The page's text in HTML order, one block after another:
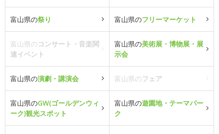
富山県の祭り 富山県のフリーマーケット
富山県のコンサート・音楽関
連イベント
富山県の美術展・博物展・展
示会
富山県の演劇・講演会 富山県のフェア
富山県のGW(ゴールデンウィ
ーク)観光スポット
富山県の遊園地・テーマパー
ク